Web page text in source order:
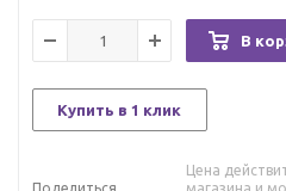
В
Купить в 1 клик
Цена